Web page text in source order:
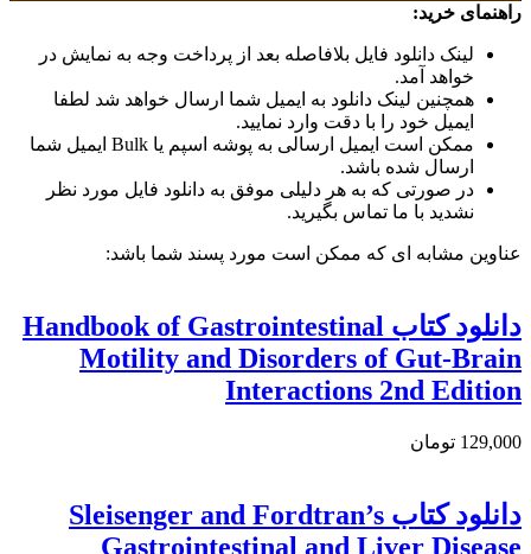
راهنمای خرید:
لینک دانلود فایل بلافاصله بعد از پرداخت وجه به نمایش در
خواهد آمد.
همچنین لینک دانلود به ایمیل شما ارسال خواهد شد لطفا
ایمیل خود را با دقت وارد نمایید.
ممکن است ایمیل ارسالی به پوشه اسپم یا Bulk ایمیل شما
ارسال شده باشد.
در صورتی که به هر دلیلی موفق به دانلود فایل مورد نظر
نشدید با ما تماس بگیرید.
عناوین مشابه ای که ممکن است مورد پسند شما باشد:
دانلود کتاب Handbook of Gastrointestinal
Motility and Disorders of Gut-Brain
Interactions 2nd Edition
129,000 تومان
دانلود كتاب Sleisenger and Fordtran’s
Gastrointestinal and Liver Disease